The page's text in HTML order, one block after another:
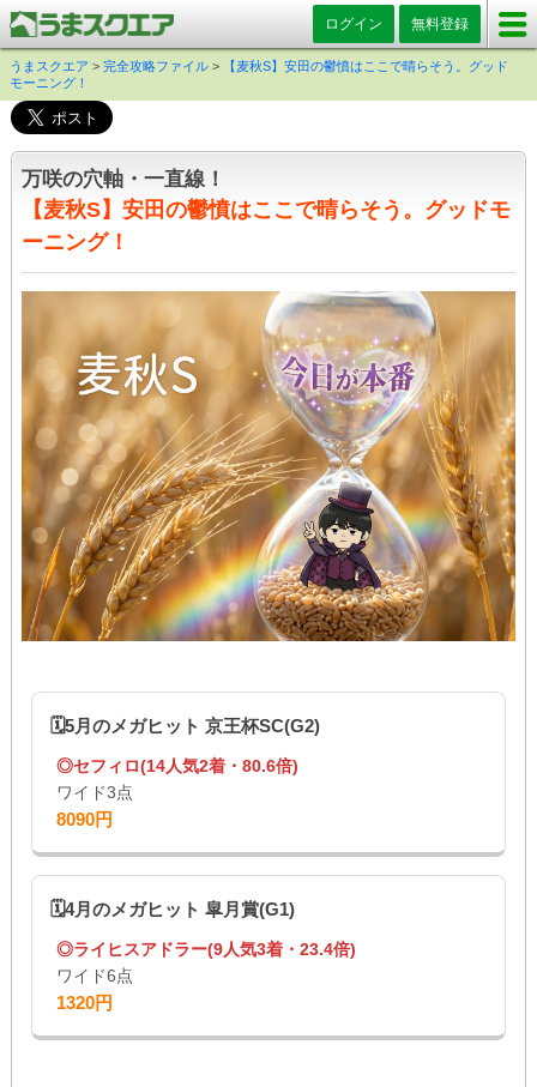
ログイン 無料登録
うまスクエア > 完全攻略ファイル >
【麦秋S】安田の鬱憤はここで晴らそう。グッド
モーニング！
万咲の穴軸・一直線！
【麦秋S】安田の鬱憤はここで晴らそう。グッドモ
ーニング！
🗓5月のメガヒット 京王杯SC(G2)
◎セフィロ(14人気2着・80.6倍)
ワイド3点
8090円
🗓4月のメガヒット 皐月賞(G1)
◎ライヒスアドラー(9人気3着・23.4倍)
ワイド6点
1320円